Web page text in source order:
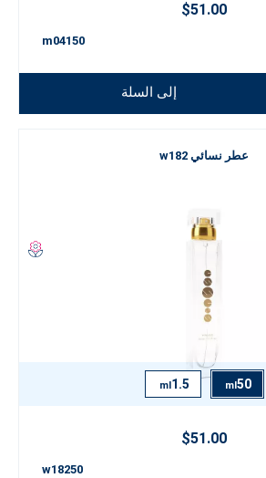
$51.00
m04150
إلى السلة
عطر نسائي w182
50
ml
1.5
ml
$51.00
w18250